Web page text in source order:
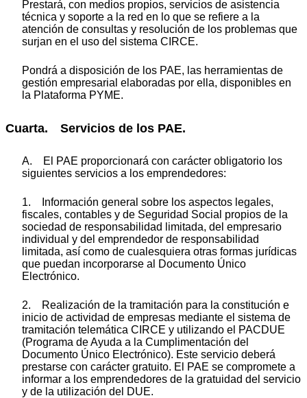
Prestará, con medios propios, servicios de asistencia
técnica y soporte a la red en lo que se refiere a la
atención de consultas y resolución de los problemas que
surjan en el uso del sistema CIRCE.
Pondrá a disposición de los PAE, las herramientas de
gestión empresarial elaboradas por ella, disponibles en
la Plataforma PYME.
Cuarta. Servicios de los PAE.
A. El PAE proporcionará con carácter obligatorio los
siguientes servicios a los emprendedores:
1. Información general sobre los aspectos legales,
fiscales, contables y de Seguridad Social propios de la
sociedad de responsabilidad limitada, del empresario
individual y del emprendedor de responsabilidad
limitada, así como de cualesquiera otras formas jurídicas
que puedan incorporarse al Documento Único
Electrónico.
2. Realización de la tramitación para la constitución e
inicio de actividad de empresas mediante el sistema de
tramitación telemática CIRCE y utilizando el PACDUE
(Programa de Ayuda a la Cumplimentación del
Documento Único Electrónico). Este servicio deberá
prestarse con carácter gratuito. El PAE se compromete a
informar a los emprendedores de la gratuidad del servicio
y de la utilización del DUE.